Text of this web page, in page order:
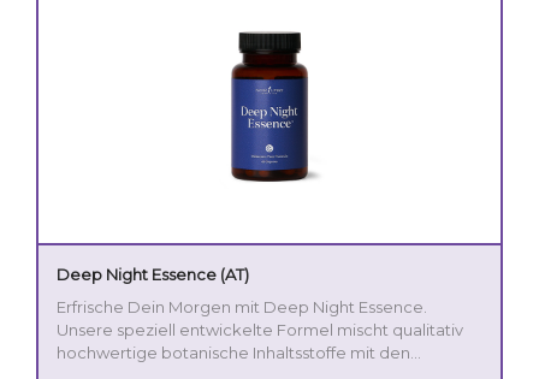
Deep Night Essence (AT)
Erfrische Dein Morgen mit Deep Night Essence.
Unsere speziell entwickelte Formel mischt qualitativ
hochwertige botanische Inhaltsstoffe mit den